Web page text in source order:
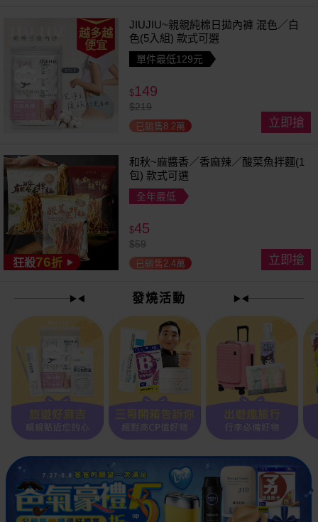
越多越
便宜
JIUJIU~親親純棉日拋內褲 混色／白
色(5入組) 款式可選
單件最低129元
$149
$219
已銷售8.2萬 立即搶
狂殺76折
和秋~麻醬香／香麻辣／酸菜魚拌麵(1
包) 款式可選
全年最低
$45
$59
已銷售2.4萬 立即搶
發燒活動